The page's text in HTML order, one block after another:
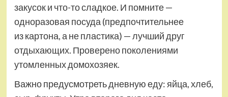
закусок и что-то сладкое. И помните —
одноразовая посуда (предпочтительнее
из картона, а не пластика) — лучший друг
отдыхающих. Проверено поколениями
утомленных домохозяек.
Важно предусмотреть дневную еду: яйца, хлеб,